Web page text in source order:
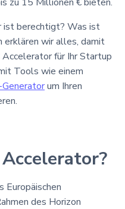
ist berechtigt? Was ist
erklären wir alles, damit
Accelerator für Ihr Startup
Tools wie einem
um Ihren
Europäischen
des Horizon